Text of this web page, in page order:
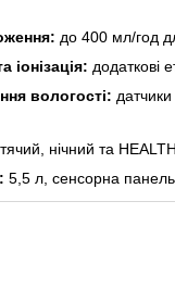
до 400 мл/год
іонізація: додаткові
вологості:
нічний та
5,5 л, сенсорна панель